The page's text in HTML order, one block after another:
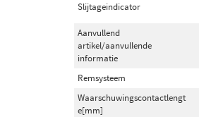
Slijtageindicator
Aanvullend
artikel/aanvullende
informatie
Remsysteem
Waarschuwingscontactlengt
e[mm]